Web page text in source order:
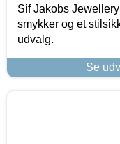
Sif Jakobs
smykker og et
udvalg.
Se